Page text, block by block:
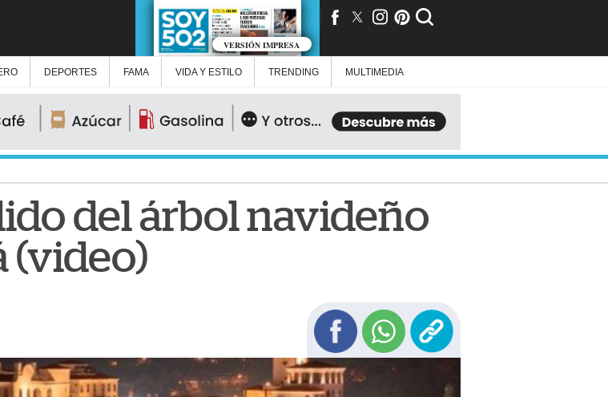
VERSIÓN IMPRESA
DEPORTES FAMA VIDA Y ESTILO TRENDING MULTIMEDIA
del árbol navideño
(video)